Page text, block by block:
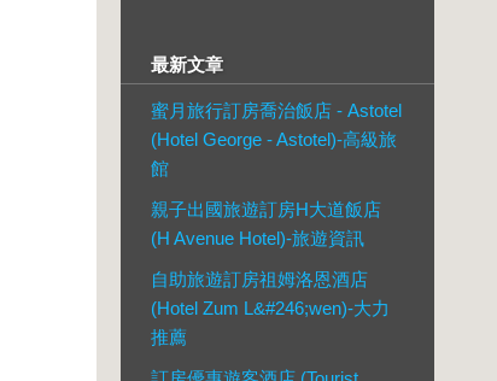
最新文章
蜜月旅行訂房喬治飯店 - Astotel
(Hotel George - Astotel)-高級旅
館
親子出國旅遊訂房H大道飯店
(H Avenue Hotel)-旅遊資訊
自助旅遊訂房祖姆洛恩酒店
(Hotel Zum L&#246;wen)-大力
推薦